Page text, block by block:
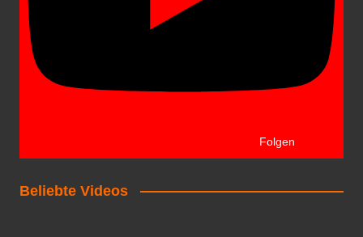
Folgen
Beliebte Videos